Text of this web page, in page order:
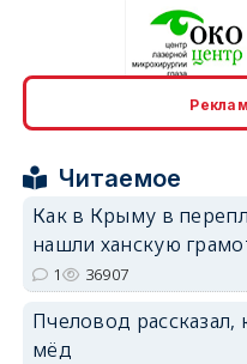
Читаемое
Как в Крыму в
нашли ханскую
1 36907
Пчеловод рассказал,
мёд